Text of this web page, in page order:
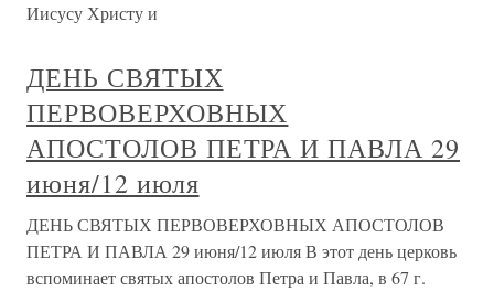
Иисусу Христу и
ДЕНЬ СВЯТЫХ
ПЕРВОВЕРХОВНЫХ
АПОСТОЛОВ ПЕТРА И ПАВЛА 29
июня/12 июля
ДЕНЬ СВЯТЫХ ПЕРВОВЕРХОВНЫХ АПОСТОЛОВ
ПЕТРА И ПАВЛА 29 июня/12 июля В этот день церковь
вспоминает святых апостолов Петра и Павла, в 67 г.